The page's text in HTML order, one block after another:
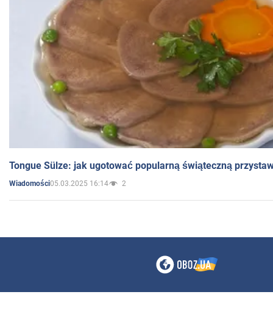
Tongue Sülze: jak ugotować popularną świąteczną
Wiadomości05.03.2025 16:14 2